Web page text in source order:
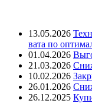
13.05.2026
вата по
01.04.2026
21.03.2026
10.02.2026
26.01.2026
26.12.2025